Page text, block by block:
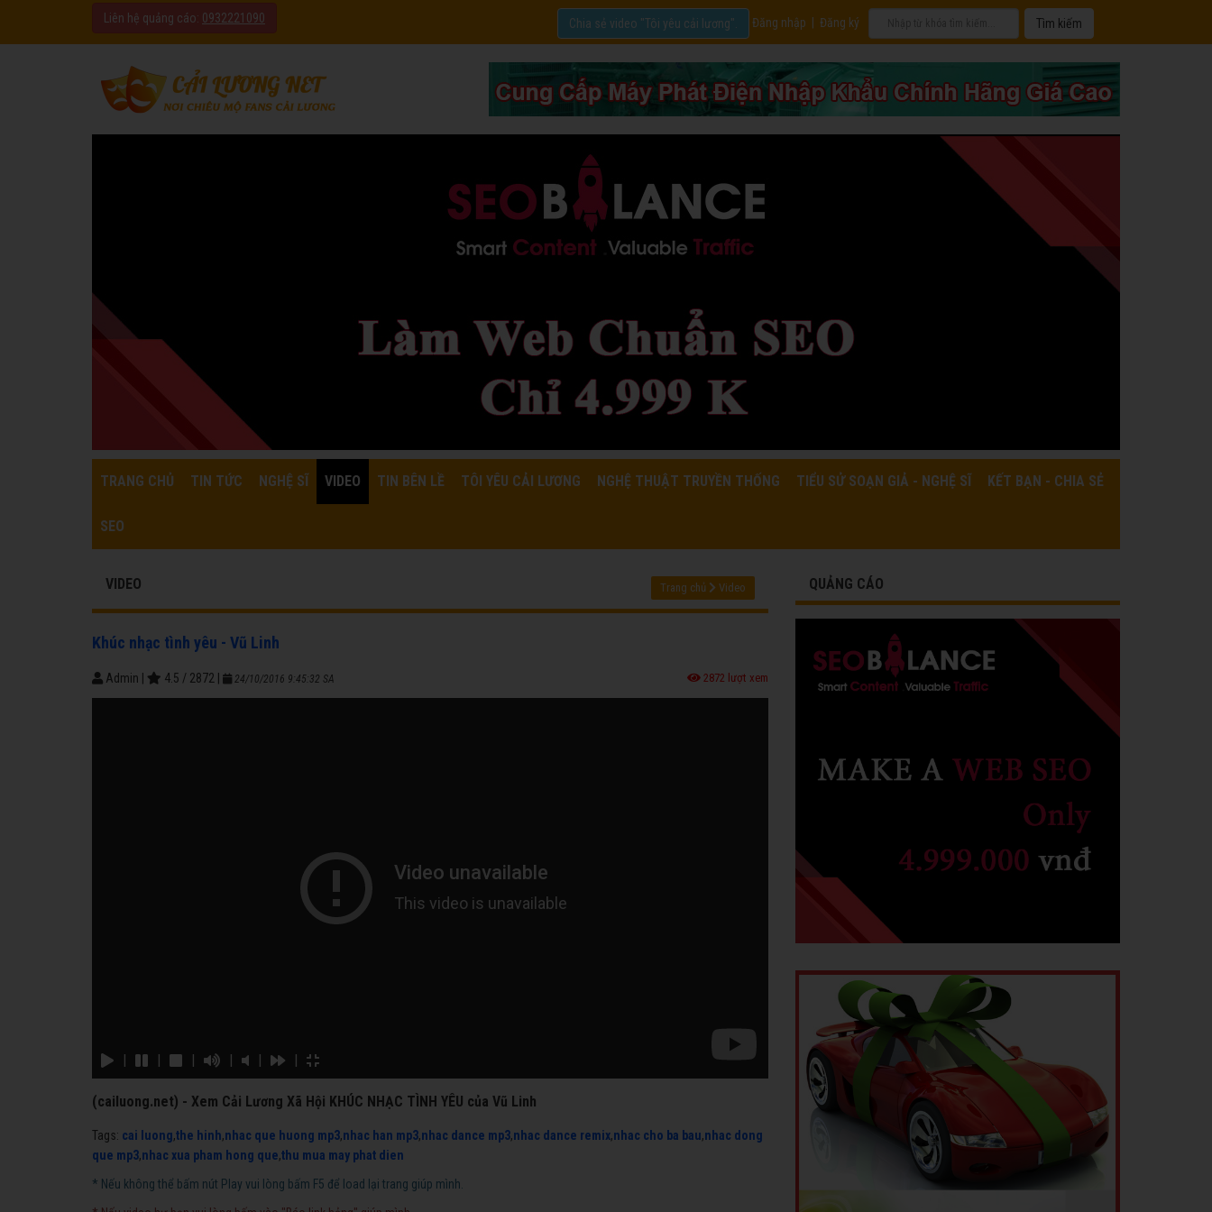
Liên hệ quảng cáo: 0932221090 Đăng nhập Đăng ký
Chia sẻ video "Tôi yêu cải lương".
TRANG CHỦ TIN TỨC NGHỆ SĨ VIDEO TIN BÊN LỀ TÔI YÊU CẢI LƯƠNG NGHỆ THUẬT TRUYỀN THỐNG TIỂU SỬ SOẠN GIẢ - NGHỆ SĨ KẾT BẠN - CHIA SẺ
SEO
VIDEO Trang chủ Video
Khúc nhạc tình yêu - Vũ Linh
Admin 4.5 / 2872 24/10/2016 9:45:32 SA 2872 lượt xem
| | | | | |
(cailuong.net) - Xem Cải Lương Xã Hội KHÚC NHẠC TÌNH YÊU của Vũ Linh
Tags: cai luong,the hinh,nhac que huong mp3,nhac han mp3,nhac dance mp3,nhac dance remix,nhac cho ba bau,nhac dong
que mp3,nhac xua pham hong que,thu mua may phat dien
* Nếu không thể bấm nút Play vui lòng bấm F5 để load lại trang giúp mình.
QUẢNG CÁO